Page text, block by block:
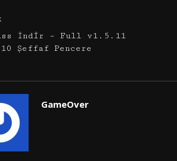
İndir – Full v1.5.11
10 Şeffaf Pencere
GameOver